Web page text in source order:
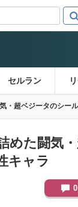
セルラン
・超ベジータのシー
めた闘気
キャラ
0